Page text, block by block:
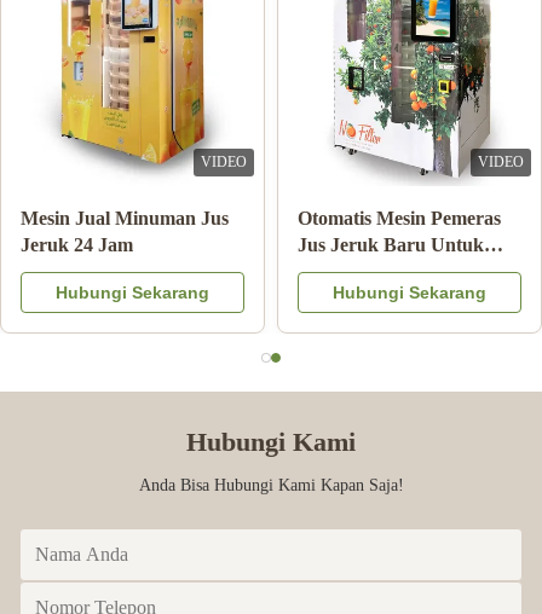
VIDEO
Mesin Jual Minuman Jus
Jeruk 24 Jam
Hubungi Sekarang
VIDEO
Otomatis Mesin Pemeras
Jus Jeruk Baru Untuk
Komersial
Hubungi Sekarang
Hubungi Kami
Anda Bisa Hubungi Kami Kapan Saja!